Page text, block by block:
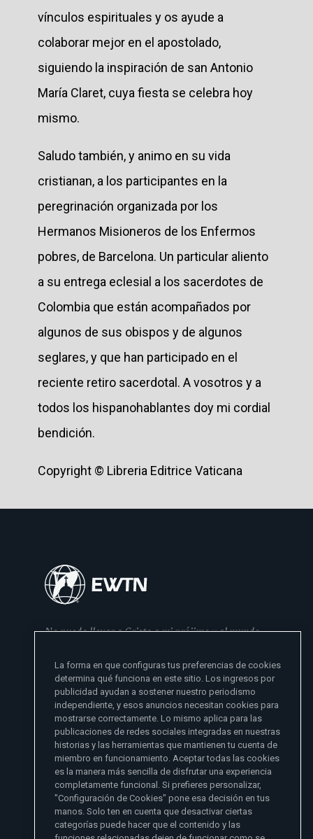
vínculos espirituales y os ayude a
colaborar mejor en el apostolado,
siguiendo la inspiración de san Antonio
María Claret, cuya fiesta se celebra hoy
mismo.
Saludo también, y animo en su vida
cristianan, a los participantes en la
peregrinación organizada por los
Hermanos Misioneros de los Enfermos
pobres, de Barcelona. Un particular aliento
a su entrega eclesial a los sacerdotes de
Colombia que están acompañados por
algunos de sus obispos y de algunos
seglares, y que han participado en el
reciente retiro sacerdotal. A vosotros y a
todos los hispanohablantes doy mi cordial
bendición.
Copyright © Libreria Editrice Vaticana
No puedo llevar a Cristo a mi prójimo y al mundo
- Madre Angelica
Sitios de noticias EWTN
Aci Prensa
ChurchPOP
Afiliados
English
Más información
La forma en que configuras tus preferencias de cookies
determina qué funciona en este sitio. Los ingresos por
publicidad ayudan a sostener nuestro periodismo
independiente, y esos anuncios necesitan cookies para
mostrarse correctamente. Lo mismo aplica para las
publicaciones de redes sociales integradas en nuestras
historias y las herramientas que mantienen tu cuenta de
miembro en funcionamiento. Aceptar todas las cookies
es la manera más sencilla de disfrutar una experiencia
completamente funcional. Si prefieres personalizar,
"Configuración de Cookies" pone esa decisión en tus
manos. Solo ten en cuenta que desactivar ciertas
categorías puede hacer que el contenido y las